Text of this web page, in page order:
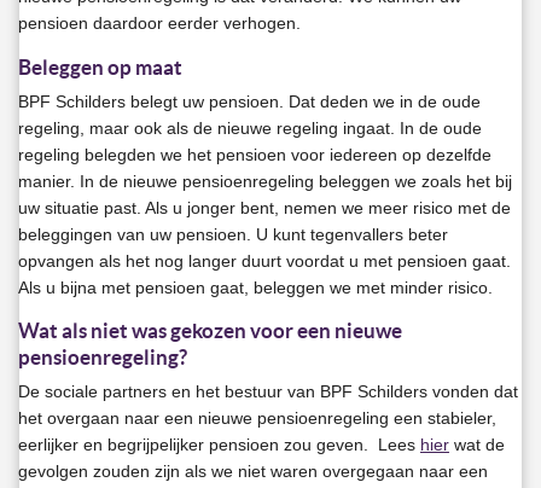
pensioen daardoor eerder verhogen.
Beleggen op maat
BPF Schilders belegt uw pensioen. Dat deden we in de oude
regeling, maar ook als de nieuwe regeling ingaat. In de oude
regeling belegden we het pensioen voor iedereen op dezelfde
manier. In de nieuwe pensioenregeling beleggen we zoals het bij
uw situatie past. Als u jonger bent, nemen we meer risico met de
beleggingen van uw pensioen. U kunt tegenvallers beter
opvangen als het nog langer duurt voordat u met pensioen gaat.
Als u bijna met pensioen gaat, beleggen we met minder risico.
Wat als niet was gekozen voor een nieuwe
pensioenregeling?
De sociale partners en het bestuur van BPF Schilders vonden dat
het overgaan naar een nieuwe pensioenregeling een stabieler,
eerlijker en begrijpelijker pensioen zou geven. Lees hier wat de
gevolgen zouden zijn als we niet waren overgegaan naar een